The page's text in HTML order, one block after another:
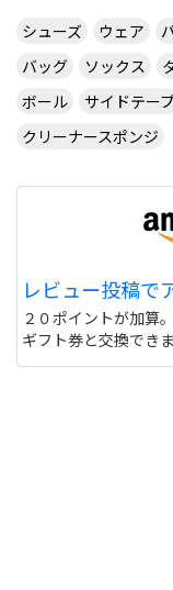
シューズ ウェア
バッグ
ソックス
ボール
サイドテー
クリーナースポンジ
レビュー投稿で
２０ポイントが加算
ギフト券と交換できま